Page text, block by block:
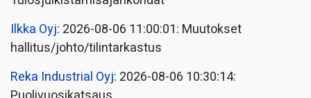
Ilkka Oyj: 2026-08-06 11:00:01: Muutokset
hallitus/johto/tilintarkastus
Reka Industrial Oyj: 2026-08-06 10:30:14: